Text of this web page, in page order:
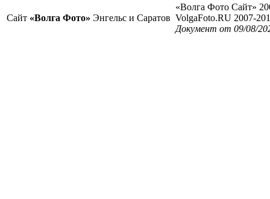
Сайт «Волга Фото» Энгельс и Саратов
«Волга Фото Сайт»
VolgaFoto.RU 2007-
Документ от 09/08/